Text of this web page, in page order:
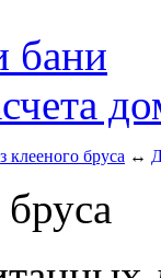
бани
клееного бруса ↔